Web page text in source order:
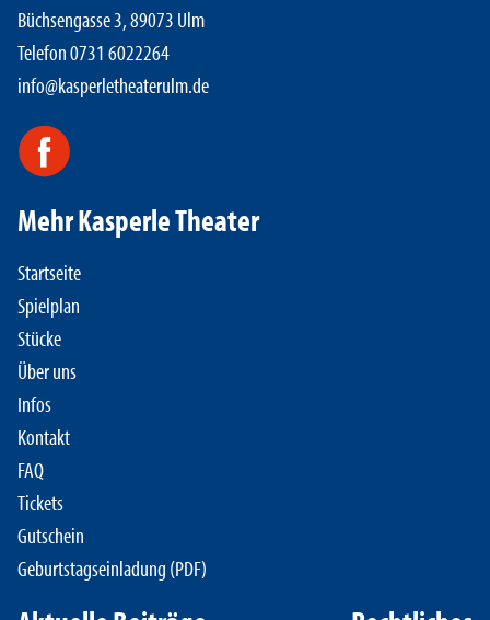
Büchsengasse 3, 89073 Ulm
Telefon 0731 6022264
info@kasperletheaterulm.de
Mehr Kasperle Theater
Startseite
Spielplan
Stücke
Über uns
Infos
Kontakt
FAQ
Tickets
Gutschein
Geburtstagseinladung (PDF)